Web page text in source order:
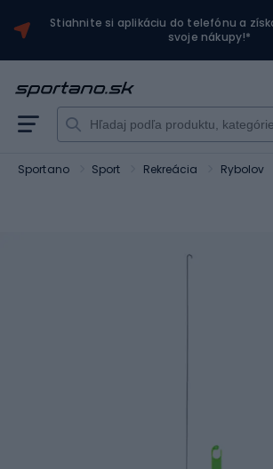
Stiahnite si aplikáciu do telefónu a
svoje nákupy!*
Sportano Sport Rekreácia Rybolov